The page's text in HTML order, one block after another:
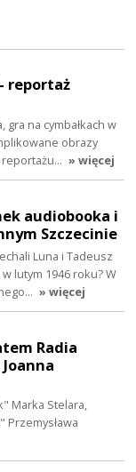
reportaż
gra na cymbałkach w
obrazy
reportażu… » więcej
audiobooka i
Szczecinie
Luna i Tadeusz
lutym 1946 roku? W
» więcej
Radia
Marka Stelara,
Przemysława